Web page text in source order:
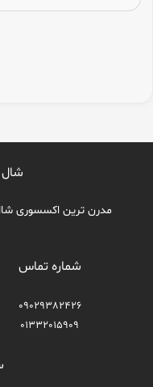
شال
مدرن ترین اکسسوری
شماره تماس
09029382426
01332015909